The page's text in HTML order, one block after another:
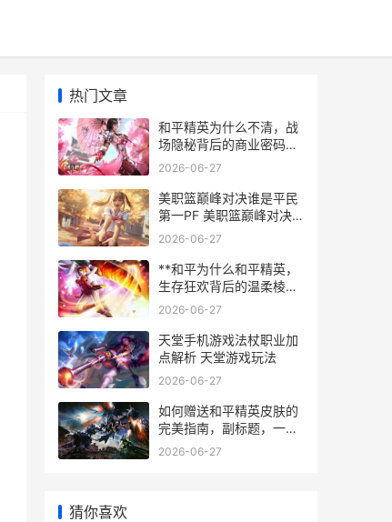
热门文章
和平精英为什么不清，战
场隐秘背后的商业密码，
副标题，玩家热议的未解
2026-06-27
美职篮巅峰对决谁是平民
第一PF 美职篮巅峰对决
礼包码
2026-06-27
**和平为什么和平精英，
生存狂欢背后的温柔棱角
**
2026-06-27
天堂手机游戏法杖职业加
点解析 天堂游戏玩法
2026-06-27
如何赠送和平精英皮肤的
完美指南，副标题，一份
资深玩家的心意传递手册
2026-06-27
猜你喜欢